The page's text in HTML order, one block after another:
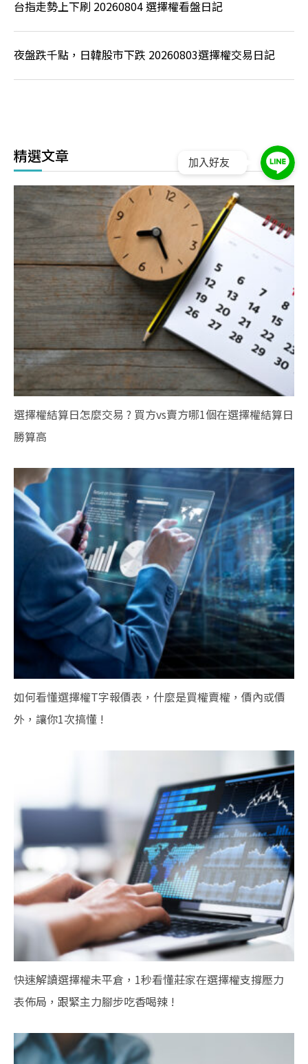
台指走勢上下刷 20260804 選擇權看盤日記
夜盤跌千點，日韓股市下跌 20260803選擇權交易日記
精選文章
選擇權結算日怎麼交易 ? 買方vs賣方哪1個在選擇權結算日
勝算高
如何看懂選擇權T字報價表，什麼是買權賣權，價內或價
外，讓你1次搞懂 !
快速解讀選擇權未平倉，1秒看懂莊家在選擇權支撐壓力
表佈局，跟緊主力腳步吃香喝辣 !
加入好友